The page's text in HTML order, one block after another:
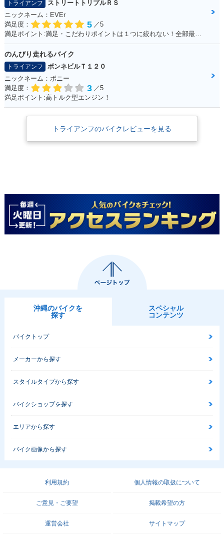
トライアンフ
ストリートトリプルＲＳ
ニックネーム：EVEr
満足度：
5 ／5
満足ポイント:満足・こだわりポイントは１つに絞れない！全部最高！！
のんびり走れるバイク
トライアンフ
ボンネビルＴ１２０
ニックネーム：ボニー
満足度：
3 ／5
満足ポイント:高トルク型エンジン！
トライアンフのバイクレビューを見る
沖縄のバイクを
探す
スペシャル
コンテンツ
バイクトップ
メーカーから探す
スタイルタイプから探す
バイクショップを探す
エリアから探す
バイク画像から探す
利用規約 個人情報の取扱について
ご意見・ご要望 掲載希望の方
運営会社 サイトマップ